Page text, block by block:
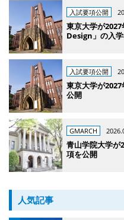
入試要項公開
東京大学が
Design」の入
入試要項公開
東京大学が
公開
GMARCH
青山学院大学が
項を公開
人気記事